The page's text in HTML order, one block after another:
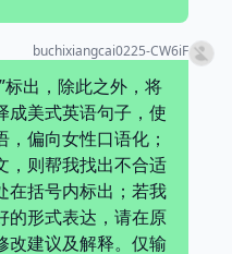
buchixiangcai0225-CW6iF
标出，除此之外，将
成美式英语句子，使
偏向女性口语化；
，则帮我找出不合适
在括号内标出；若我
的形式表达，请在原
改建议及解释。仅输